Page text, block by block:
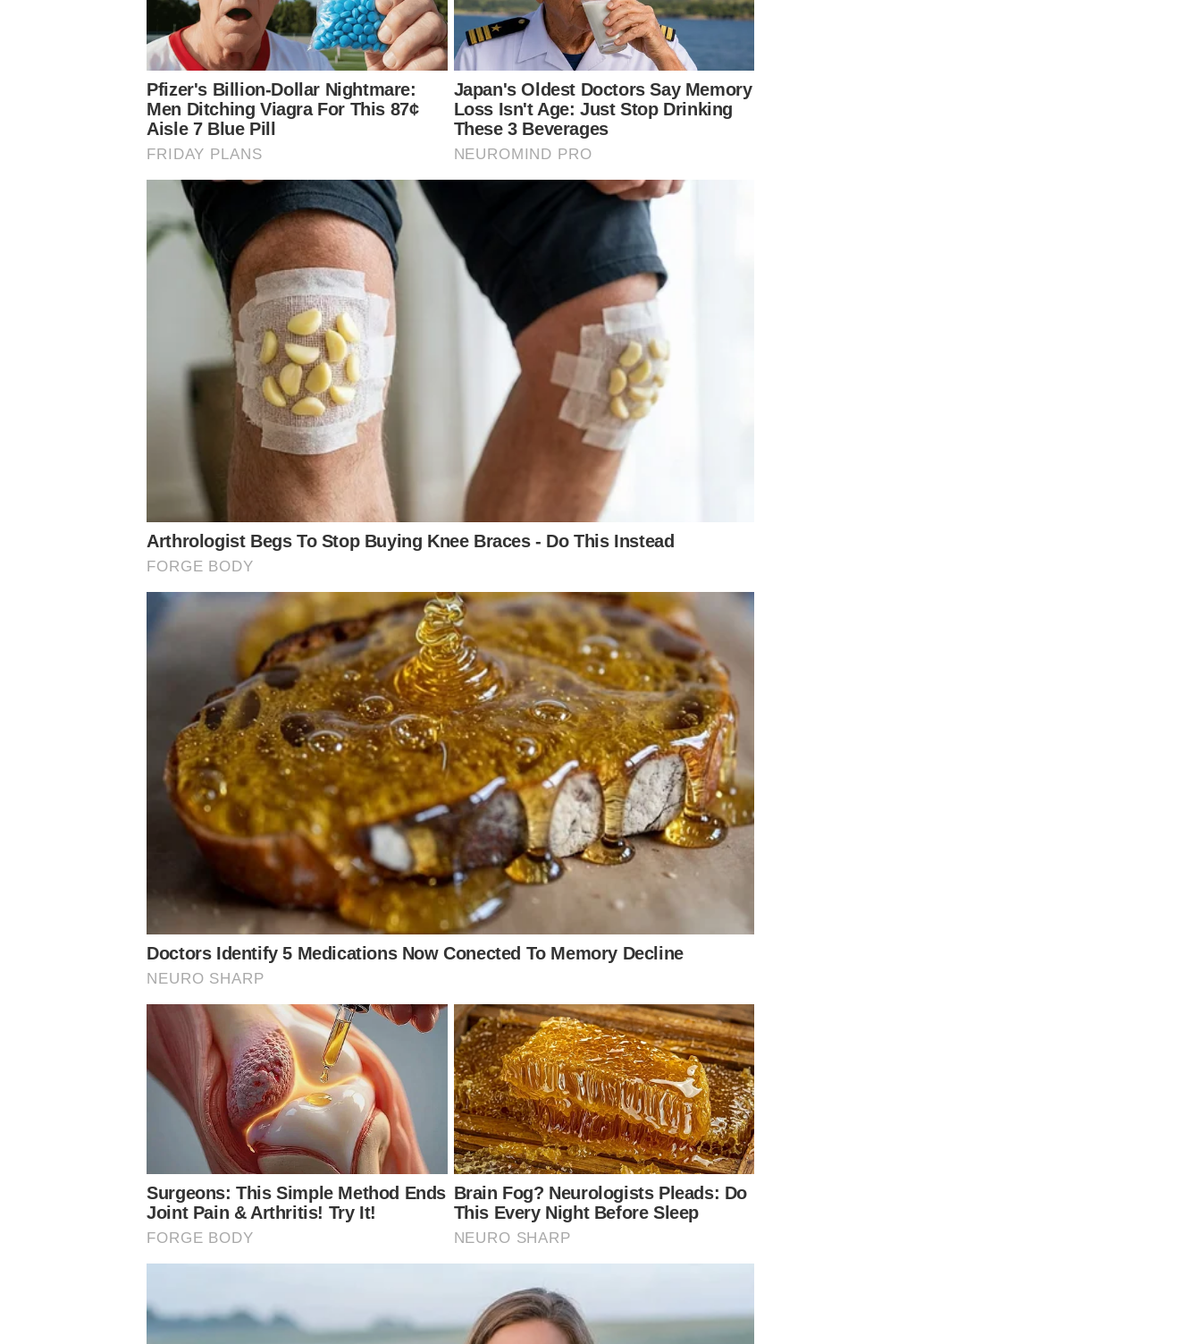
Koné, da Costa do Marfim, assinou vínculo profissional com o Palmeiras em 2026 e já foi relacionado por Abel
Ferreira para o confronto do Campeonato Brasileiro contra Chapecoense.
Siga o Nosso Palestra nas redes sociais
Conheça o canal do Nosso Palestra no Youtube
Categorias de base Palmeiras Verdão